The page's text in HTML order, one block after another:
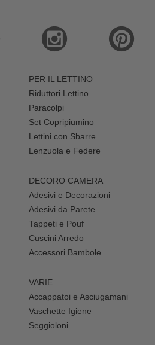
PER IL LETTINO
Riduttori Lettino
Paracolpi
Set Copripiumino
Lettini con Sbarre
Lenzuola e Federe
DECORO CAMERA
Adesivi e Decorazioni
Adesivi da Parete
Tappeti e Pouf
Cuscini Arredo
Accessori Bambole
VARIE
Accappatoi e Asciugamani
Vaschette Igiene
Seggioloni